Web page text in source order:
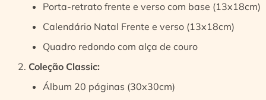
Porta-retrato frente e verso com base (13x18cm)
Calendário Natal Frente e verso (13x18cm)
Quadro redondo com alça de couro
Coleção Classic:
Álbum 20 páginas (30x30cm)